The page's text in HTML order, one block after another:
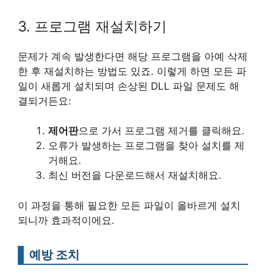
3. 프로그램 재설치하기
문제가 계속 발생한다면 해당 프로그램을 아예 삭제
한 후 재설치하는 방법도 있죠. 이렇게 하면 모든 파
일이 새롭게 설치되며 손상된 DLL 파일 문제도 해
결되거든요:
제어판으로 가서 프로그램 제거를 클릭해요.
오류가 발생하는 프로그램을 찾아 설치를 제
거해요.
최신 버전을 다운로드해서 재설치해요.
이 과정을 통해 필요한 모든 파일이 올바르게 설치
되니까 효과적이에요.
예방 조치